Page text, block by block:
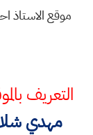
موقع الاستاذ
التعريف
مهدي